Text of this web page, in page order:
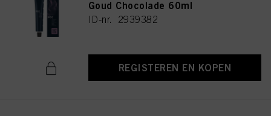
Goud Chocolade 60ml
ID-nr. 2939382
REGISTEREN EN KOPEN